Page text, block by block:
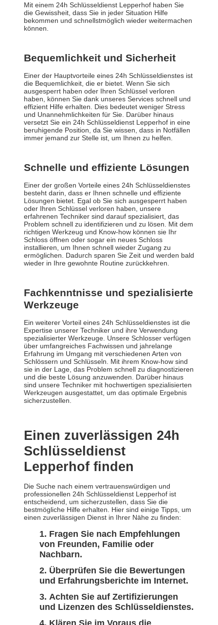
Mit einem 24h Schlüsseldienst Lepperhof haben Sie
die Gewissheit, dass Sie in jeder Situation Hilfe
bekommen und schnellstmöglich wieder weitermachen
können.
Bequemlichkeit und Sicherheit
Einer der Hauptvorteile eines 24h Schlüsseldienstes ist
die Bequemlichkeit, die er bietet. Wenn Sie sich
ausgesperrt haben oder Ihren Schlüssel verloren
haben, können Sie dank unseres Services schnell und
effizient Hilfe erhalten. Dies bedeutet weniger Stress
und Unannehmlichkeiten für Sie. Darüber hinaus
versetzt Sie ein 24h Schlüsseldienst Lepperhof in eine
beruhigende Position, da Sie wissen, dass in Notfällen
immer jemand zur Stelle ist, um Ihnen zu helfen.
Schnelle und effiziente Lösungen
Einer der großen Vorteile eines 24h Schlüsseldienstes
besteht darin, dass er Ihnen schnelle und effiziente
Lösungen bietet. Egal ob Sie sich ausgesperrt haben
oder Ihren Schlüssel verloren haben, unsere
erfahrenen Techniker sind darauf spezialisiert, das
Problem schnell zu identifizieren und zu lösen. Mit dem
richtigen Werkzeug und Know-how können sie Ihr
Schloss öffnen oder sogar ein neues Schloss
installieren, um Ihnen schnell wieder Zugang zu
ermöglichen. Dadurch sparen Sie Zeit und werden bald
wieder in Ihre gewohnte Routine zurückkehren.
Fachkenntnisse und spezialisierte
Werkzeuge
Ein weiterer Vorteil eines 24h Schlüsseldienstes ist die
Expertise unserer Techniker und ihre Verwendung
spezialisierter Werkzeuge. Unsere Schlosser verfügen
über umfangreiches Fachwissen und jahrelange
Erfahrung im Umgang mit verschiedenen Arten von
Schlössern und Schlüsseln. Mit ihrem Know-how sind
sie in der Lage, das Problem schnell zu diagnostizieren
und die beste Lösung anzuwenden. Darüber hinaus
sind unsere Techniker mit hochwertigen spezialisierten
Werkzeugen ausgestattet, um das optimale Ergebnis
sicherzustellen.
Einen zuverlässigen 24h
Schlüsseldienst
Lepperhof finden
Die Suche nach einem vertrauenswürdigen und
professionellen 24h Schlüsseldienst Lepperhof ist
entscheidend, um sicherzustellen, dass Sie die
bestmögliche Hilfe erhalten. Hier sind einige Tipps, um
einen zuverlässigen Dienst in Ihrer Nähe zu finden:
Fragen Sie nach Empfehlungen
von Freunden, Familie oder
Nachbarn.
Überprüfen Sie die Bewertungen
und Erfahrungsberichte im Internet.
Achten Sie auf Zertifizierungen
und Lizenzen des Schlüsseldienstes.